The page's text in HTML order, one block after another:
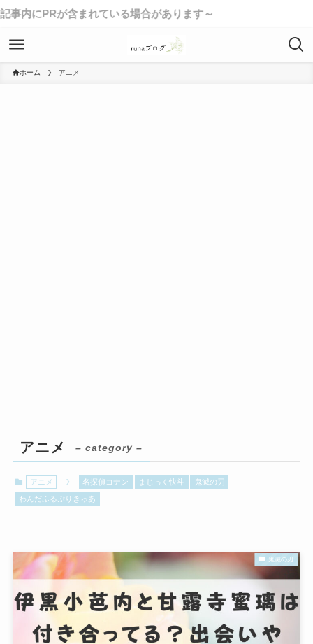
が含まれている場合があります～
ホーム アニメ
アニメ – category –
アニメ 名探偵コナン まじっく快斗 鬼滅の刃
わんだふるぷりきゅあ
鬼滅の刃